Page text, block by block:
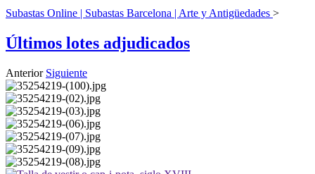
Subastas Online | Subastas Barcelona | Arte y Antigüedades >
Últimos lotes adjudicados
Anterior Siguiente